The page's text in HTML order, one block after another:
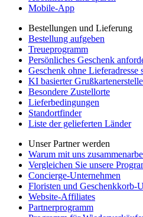
Mobile-App
Bestellungen und Lieferung
Bestellung aufgeben
Treueprogramm
Persönliches Geschenk
Geschenk ohne Lieferadresse
KI basierter
Besondere Zustellorte
Lieferbedingungen
Standortfinder
Liste der gelieferten Länder
Unser Partner werden
Warum mit uns
Vergleichen Sie unsere
Concierge-Unternehmen
Floristen und Geschenkkorb-
Website-Affiliates
Partnerprogramm